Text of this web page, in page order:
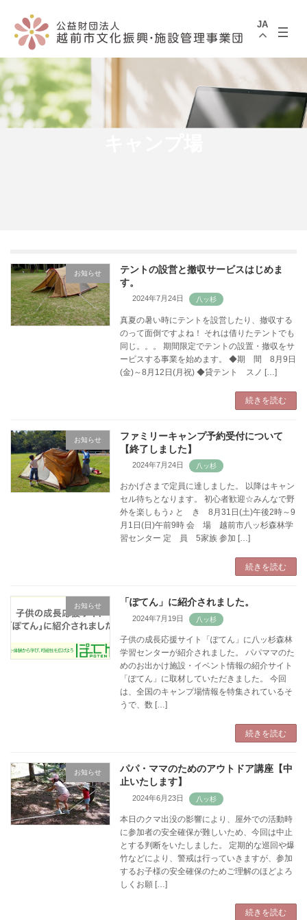
へ
ス
キ
ッ
プ
ョ
ン
に
移
動
JA
お知らせ
テントの設営と撤収サービスはじめま
す。
2024年7月24日
真夏の暑い時にテントを設営したり、撤収する
のって面倒ですよね！ それは借りたテントでも
同じ。。。 期間限定でテントの設置・撤収をサ
ービスする事業を始めます。 ◆期 間 8月9日
(金)～8月12日(月祝) ◆貸テント スノ […]
続きを読む
お知らせ
ファミリーキャンプ予約受付について
【終了しました】
2024年7月24日
おかげさまで定員に達しました。 以降はキャン
セル待ちとなります。 初心者歓迎☆みんなで野
外を楽しもう♪ と き 8月31日(土)午後2時～9
月1日(日)午前9時 会 場 越前市八ッ杉森林学
習センター 定 員 5家族 参加 […]
続きを読む
お知らせ 「ぽてん」に紹介されました。
2024年7月19日
子供の成長応援サイト「ぽてん」に八ッ杉森林
学習センターが紹介されました。 パパママのた
めのお出かけ施設・イベント情報の紹介サイト
「ぽてん」に取材していただきました。 今回
は、全国のキャンプ場情報を特集されているそ
うで、数 […]
続きを読む
お知らせ
パパ・ママのためのアウトドア講座【中
止いたします】
2024年6月23日
本日のクマ出没の影響により、屋外での活動時
に参加者の安全確保が難しいため、今回は中止
とする判断をいたしました。 定期的な巡回や爆
竹などにより、警戒は行っていきますが、参加
するお子様の安全確保のためご理解のほどよろ
しくお願 […]
続きを読む